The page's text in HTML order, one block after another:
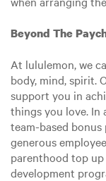
Beyond The
At lululemon, we
body, mind, spirit.
support you in
things you love. In
team-based
generous
parenthood top
development